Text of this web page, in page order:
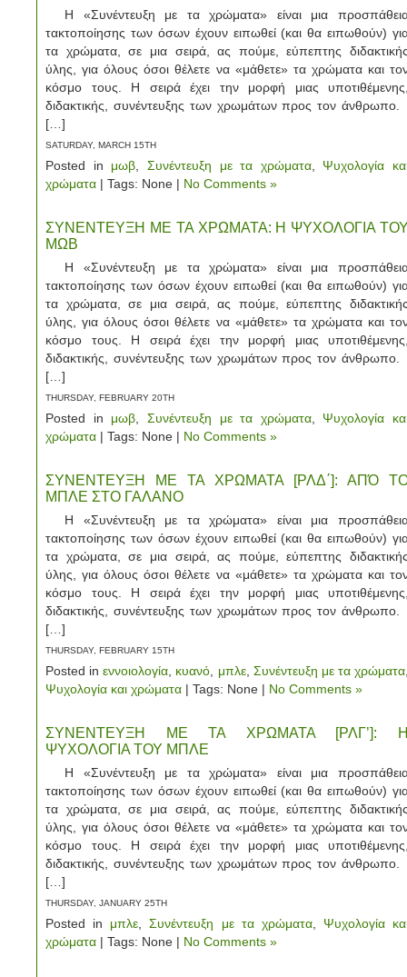
Η «Συνέντευξη με τα χρώματα» είναι μια
τακτοποίησης των όσων έχουν ειπωθεί (και θα ειπωθούν)
τα χρώματα, σε μια σειρά, ας πούμε, εύπεπτης
ύλης, για όλους όσοι θέλετε να «μάθετε» τα χρώματα και
κόσμο τους. Η σειρά έχει την μορφή μιας
διδακτικής, συνέντευξης των χρωμάτων προς τον
[…]
SATURDAY, MARCH 15TH
Posted in μωβ Συνέντευξη με τα χρώματα, Ψυχολογία
χρώματα | Tags: None | No Comments »
ΣΥΝΕΝΤΕΥΞΗ ΜΕ ΤΑ ΧΡΩΜΑΤΑ: Η ΨΥΧΟΛΟΓΙΑ
ΜΩΒ
Η «Συνέντευξη με τα χρώματα» είναι μια
τακτοποίησης των όσων έχουν ειπωθεί (και θα ειπωθούν)
τα χρώματα, σε μια σειρά, ας πούμε, εύπεπτης
ύλης, για όλους όσοι θέλετε να «μάθετε» τα χρώματα και
κόσμο τους. Η σειρά έχει την μορφή μιας
διδακτικής, συνέντευξης των χρωμάτων προς τον
[…]
THURSDAY, FEBRUARY 20TH
Posted in μωβ Συνέντευξη με τα χρώματα, Ψυχολογία
χρώματα | Tags: None | No Comments »
ΣΥΝΕΝΤΕΥΞΗ ΜΕ ΤΑ ΧΡΩΜΑΤΑ [ΡΛΔ΄]: ΑΠΌ
ΜΠΛΕ ΣΤΟ ΓΑΛΑΝΟ
Η «Συνέντευξη με τα χρώματα» είναι μια
τακτοποίησης των όσων έχουν ειπωθεί (και θα ειπωθούν)
τα χρώματα, σε μια σειρά, ας πούμε, εύπεπτης
ύλης, για όλους όσοι θέλετε να «μάθετε» τα χρώματα και
κόσμο τους. Η σειρά έχει την μορφή μιας
διδακτικής, συνέντευξης των χρωμάτων προς τον
[…]
THURSDAY, FEBRUARY 15TH
Posted inεννοιολογία κυανό μπλε, Συνέντευξη με τα χρώματα
Ψυχολογία και χρώματα | Tags: None | No Comments »
ΣΥΝΕΝΤΕΥΞΗ ΜΕ ΤΑ ΧΡΩΜΑΤΑ [ΡΛΓ’]:
ΨΥΧΟΛΟΓΙΑ ΤΟΥ ΜΠΛΕ
Η «Συνέντευξη με τα χρώματα» είναι μια
τακτοποίησης των όσων έχουν ειπωθεί (και θα ειπωθούν)
τα χρώματα, σε μια σειρά, ας πούμε, εύπεπτης
ύλης, για όλους όσοι θέλετε να «μάθετε» τα χρώματα και
κόσμο τους. Η σειρά έχει την μορφή μιας
διδακτικής, συνέντευξης των χρωμάτων προς τον
[…]
THURSDAY, JANUARY 25TH
Posted in μπλε ,Συνέντευξη με τα χρώματα, Ψυχολογία
χρώματα | Tags: None | No Comments »